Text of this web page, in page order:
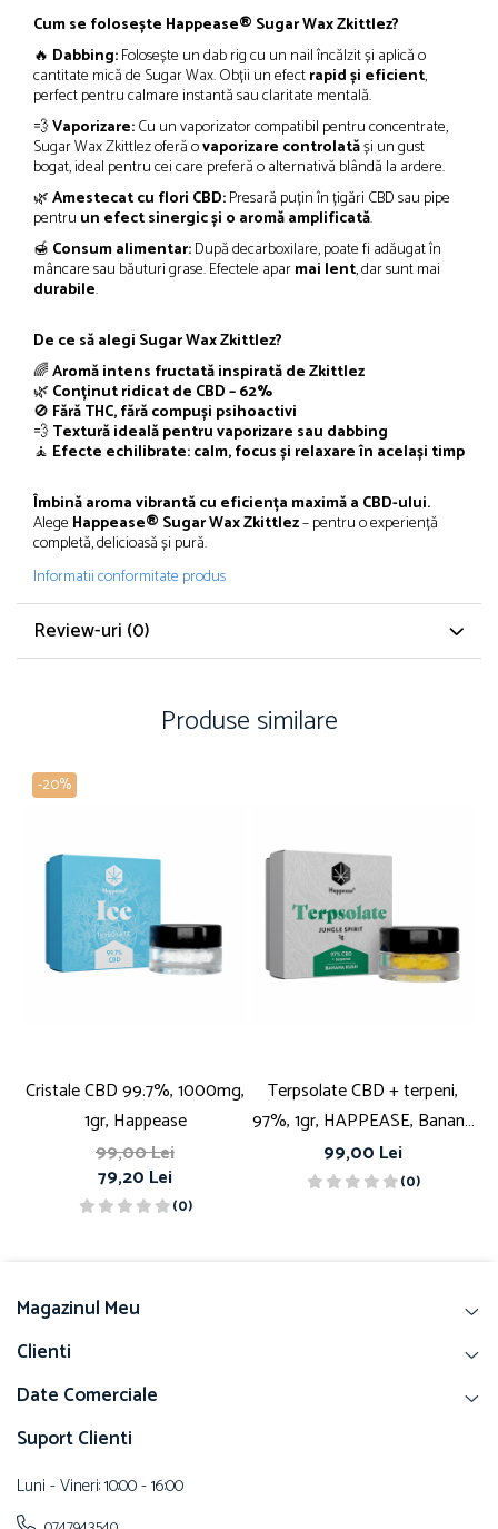
Cum se folosește Happease® Sugar Wax Zkittlez?
🔥 Dabbing:Folosește un dab rig cu un nail încălzit și aplică o
cantitate mică de Sugar Wax. Obții un efectrapid și eficient,
perfect pentru calmare instantă sau claritate mentală.
💨Vaporizare:Cu un vaporizator compatibil pentru concentrate,
Sugar Wax Zkittlez oferă ovaporizare controlatăși un gust
bogat, ideal pentru cei care preferă o alternativă blândă la ardere.
🌿Amestecat cu flori CBD:Presară puțin în țigări CBD sau pipe
pentru un efect sinergic și o aromă amplificată.
🍯 Consum alimentar:După decarboxilare, poate fi adăugat în
mâncare sau băuturi grase. Efectele aparmai lent, dar sunt mai
durabile.
De ce să alegi Sugar Wax Zkittlez?
🌈Aromă intens fructată inspirată de Zkittlez
🌿 Conținut ridicat de CBD – 62%
🚫 Fără THC, fără compuși psihoactivi
💨Textură ideală pentru vaporizare sau dabbing
🧘 Efecte echilibrate: calm, focus și relaxare în același timp
Îmbină aroma vibrantă cu eficiența maximă a CBD-ului.
Alege Happease® Sugar Wax Zkittlez– pentru o experiență
completă, delicioasă și pură.
Informatii conformitate produs
Review-uri (0)
Produse similare
-20%
Cristale CBD 99.7%, 1000mg,
1gr, Happease
99,00 Lei
79,20 Lei
(0)
Terpsolate CBD + terpeni,
97%, 1gr, HAPPEASE, Banana
Kush
99,00 Lei
(0)
Magazinul Meu
Clienti
Date Comerciale
Suport Clienti
Luni - Vineri: 10:00 - 16:00